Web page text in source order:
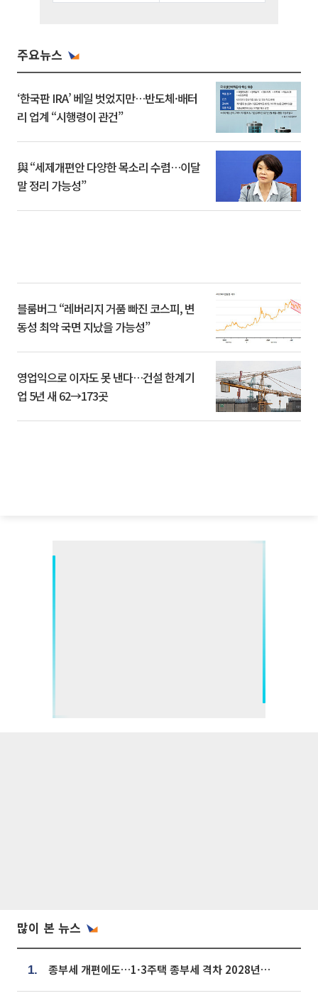
주요뉴스
‘한국판 IRA’ 베일 벗었지만…반도체·배터
리 업계 “시행령이 관건”
與 “세제개편안 다양한 목소리 수렴…이달
말 정리 가능성”
블룸버그 “레버리지 거품 빠진 코스피, 변
동성 최악 국면 지났을 가능성”
영업익으로 이자도 못 낸다…건설 한계기
업 5년 새 62→173곳
많이 본 뉴스
1. 종부세 개편에도…1·3주택 종부세 격차 2028년부터 확대